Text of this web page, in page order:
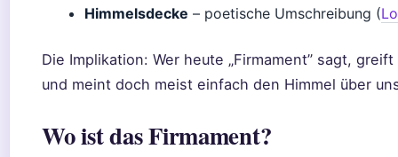
Himmelsdecke – poetische Umschreibung (
Die Implikation: Wer heute „Firmament” sagt,
und meint doch meist einfach den Himmel über
Wo ist das Firmament?